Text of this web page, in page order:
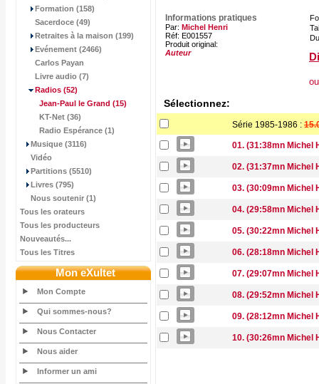
Formation (158)
Sacerdoce (49)
Retraites à la maison (199)
Evénement (2466)
Carlos Payan
Livre audio (7)
Radios (52)
Jean-Paul le Grand (15)
KT-Net (36)
Radio Espérance (1)
Musique (3116)
Vidéo
Partitions (5510)
Livres (795)
Nous soutenir (1)
Tous les orateurs
Tous les producteurs
Nouveautés...
Tous les Titres
Mon eXultet
Mon Compte
Qui sommes-nous?
Nous Contacter
Nous aider
Informer un ami
Informations pratiques
Par: Michel Henri
Réf: E001557
Produit original:
Auteur
Sélectionnez:
Série 1985-1986 :
01. (31:38mn Michel
02. (31:37mn Michel
03. (30:09mn Michel
04. (29:58mn Michel
05. (30:22mn Michel
06. (28:18mn Michel
07. (29:07mn Michel
08. (29:52mn Michel
09. (28:12mn Michel
10. (30:26mn Michel